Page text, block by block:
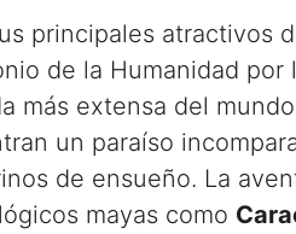
principales atractivos
de la Humanidad
más extensa del
un paraíso
de ensueño. La
mayas como